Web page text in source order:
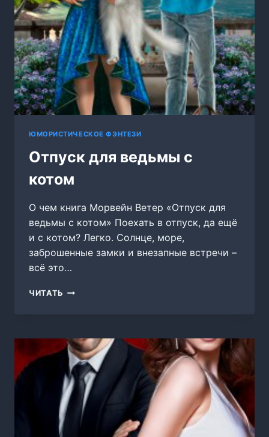
ЮМОРИСТИЧЕСКОЕ ФЭНТЕЗИ
Отпуск для ведьмы с
котом
О чем книга Морвейн Ветер «Отпуск для
ведьмы с котом» Поехать в отпуск, да ещё
и с котом? Легко. Солнце, море,
заброшенные замки и внезапные встречи –
всё это…
ЧИТАТЬ ОТПУСК
КОТОМ